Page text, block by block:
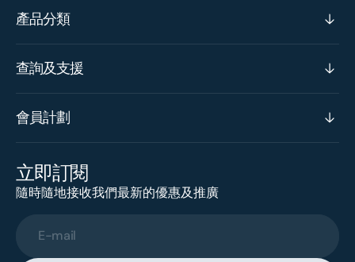
產品分類
查詢及支援
會員計劃
立即訂閱
隨時隨地接收我們最新的優惠及推廣
E-mail